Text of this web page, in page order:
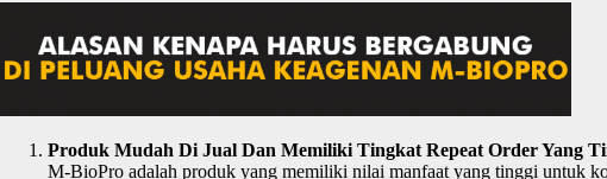
Produk Mudah Di Jual Dan Memiliki Tingkat Repeat Order Yang
M-BioPro adalah produk yang memiliki nilai manfaat yang tinggi untuk